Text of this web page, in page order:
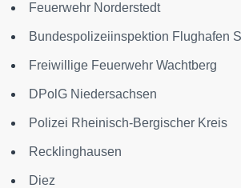
Feuerwehr Norderstedt
Bundespolizeiinspektion Flughafen
Freiwillige Feuerwehr Wachtberg
DPolG Niedersachsen
Polizei Rheinisch-Bergischer Kreis
Recklinghausen
Diez